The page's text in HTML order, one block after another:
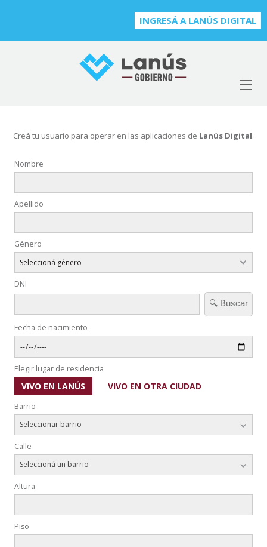
INGRESÁ A LANÚS DIGITAL
Creá tu usuario para operar en las aplicaciones de Lanús Digital.
Nombre
Apellido
Género
DNI
🔍 Buscar
Fecha de nacimiento
Elegir lugar de residencia
VIVO EN LANÚS VIVO EN OTRA CIUDAD
Barrio
Seleccionar barrio
Calle
Seleccioná un barrio
Altura
Piso